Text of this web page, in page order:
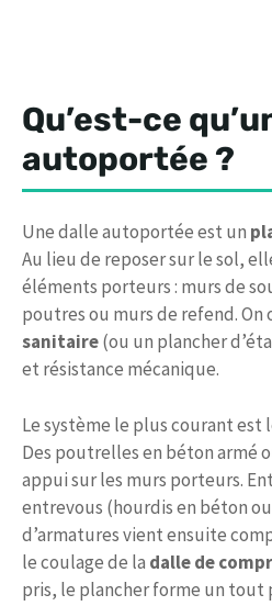
Qu’est-ce
autoportée ?
Une dalle autoportée est un
Au lieu de reposer sur le sol,
éléments porteurs : murs de
poutres ou murs de refend. On
sanitaire(ou un plancher
et résistance mécanique.
Le système le plus courant est
Des poutrelles en béton armé
appui sur les murs porteurs.
entrevous (hourdis en béton
d’armatures vient ensuite
le coulage de la dalle de
pris, le plancher forme un tout